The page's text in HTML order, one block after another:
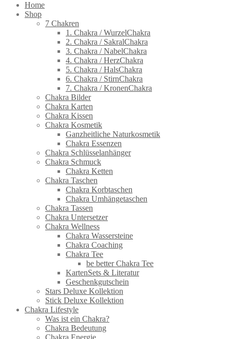
Home
Shop
7 Chakren
1. Chakra / WurzelChakra
2. Chakra / SakralChakra
3. Chakra / NabelChakra
4. Chakra / HerzChakra
5. Chakra / HalsChakra
6. Chakra / StirnChakra
7. Chakra / KronenChakra
Chakra Bilder
Chakra Karten
Chakra Kissen
Chakra Kosmetik
Ganzheitliche Naturkosmetik
Chakra Essenzen
Chakra Schlüsselanhänger
Chakra Schmuck
Chakra Ketten
Chakra Taschen
Chakra Korbtaschen
Chakra Umhängetaschen
Chakra Tassen
Chakra Untersetzer
Chakra Wellness
Chakra Wassersteine
Chakra Coaching
Chakra Tee
be better Chakra Tee
KartenSets & Literatur
Geschenkgutschein
Stars Deluxe Kollektion
Stick Deluxe Kollektion
Chakra Lifestyle
Was ist ein Chakra?
Chakra Bedeutung